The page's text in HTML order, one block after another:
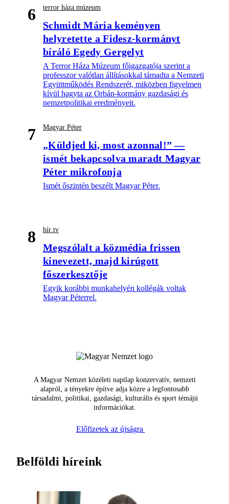
6 terror háza múzeum
Schmidt Mária keményen
helyretette a Fidesz-kormányt
bíráló Egedy Gergelyt
A Terror Háza Múzeum főigazgatója szerint a
professzor valótlan állításokkal támadta a Nemzeti
Együttműködés Rendszerét, miközben figyelmen
kívül hagyta az Orbán-kormány gazdasági és
nemzetpolitikai eredményeit.
7 Magyar Péter
„Küldjed ki, most azonnal!” —
ismét bekapcsolva maradt Magyar
Péter mikrofonja
Ismét őszintén beszélt Magyar Péter.
8 hír tv
Megszólalt a közmédia frissen
kinevezett, majd kirúgott
főszerkesztője
Egyik korábbi munkahelyén kollégák voltak
Magyar Péterrel.
A Magyar Nemzet közéleti napilap konzervatív, nemzeti
alapról, a tényekre építve adja közre a legfontosabb
társadalmi, politikai, gazdasági, kulturális és sport témájú
információkat.
Előfizetek az újságra
Belföldi híreink